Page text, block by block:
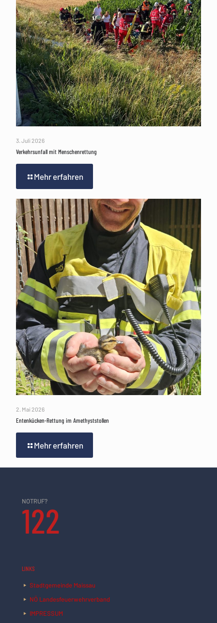
3. Juli 2026
Verkehrsunfall mit Menschenrettung
Mehr erfahren
2. Mai 2026
Entenkücken-Rettung im Amethyststollen
Mehr erfahren
NOTRUF?
122
LINKS
Stadtgemeinde Maissau
NÖ Landesfeuerwehrverband
IMPRESSUM